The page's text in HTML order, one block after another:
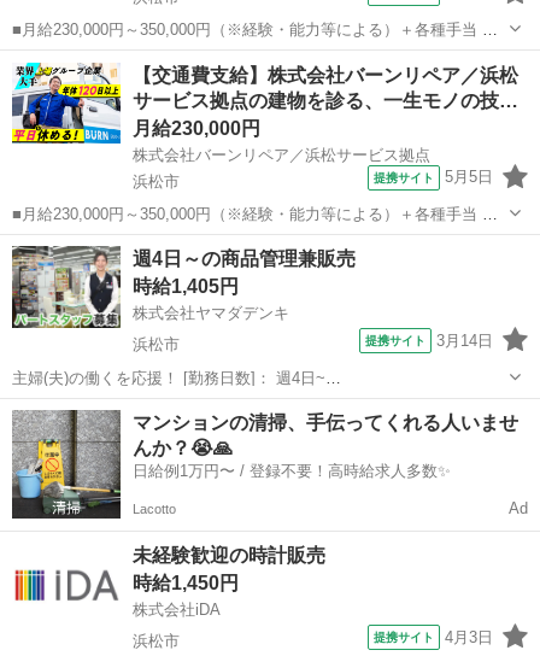
■月給230,000円～350,000円（※経験・能力等による）＋各種手当 ＋
賞与年2回 ◎別途残業代全額支給 ◎賞与年2回（6月／12月） ◎定期昇
給（年1回） ◎別途ガソリン代は全額支給 ★私有車持ち込みで最大
17,0...
静岡 浜松市 その他
【交通費支給】株式会社バーンリペア／浜松
サービス拠点の建物を診る、一生モノの技…
月給230,000円
株式会社バーンリペア／浜松サービス拠点
浜松市
提携サイト 5月5日
■月給230,000円～350,000円（※経験・能力等による）＋各種手当 ＋
賞与年2回 ◎別途残業代全額支給 ◎賞与年2回（6月／12月） ◎定期昇
給（年1回） ◎別途ガソリン代は全額支給 ★私有車持ち込みで最大
17,0...
静岡 浜松市 その他
週4日～の商品管理兼販売
時給1,405円
株式会社ヤマダデンキ
浜松市
提携サイト 3月14日
主婦(夫)の働くを応援！ [勤務日数]： 週4日~
10:00~17:00/10:00~18:30/11:00~18:00/12:30~21:00/14:00~21:00 月/
火/水/木/金/土/日 などから選べます [...
静岡 浜松市
マンションの清掃、手伝ってくれる人いませ
んか？😭🙏
日給例1万円〜 / 登録不要！高時給求人多数✨
Lacotto Ad
未経験歓迎の時計販売
時給1,450円
株式会社iDA
浜松市
提携サイト 4月3日